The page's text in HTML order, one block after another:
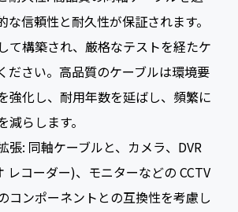
な信頼性と耐久性が保証されます。
て構築され、厳格なテストを経たケ
ださい。高品質のケーブルは環境要
強化し、耐用年数を延ばし、頻繁に
らします。
張: 同軸ケーブルと、カメラ、DVR
レコーダー)、モニターなどの CCTV
コンポーネントとの互換性を考慮し